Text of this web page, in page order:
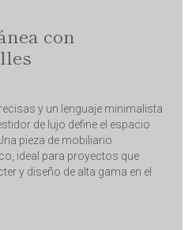
con
y un lenguaje minimalista
de lujo define el espacio
pieza de mobiliario
ideal para proyectos que
y diseño de alta gama en el